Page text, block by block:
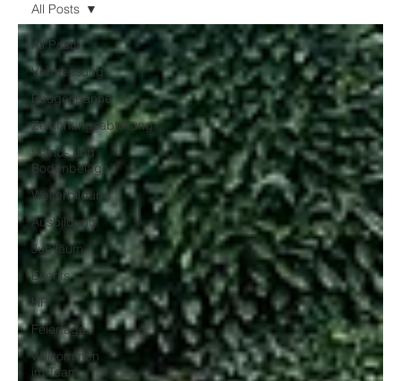
All Posts
Vermessung
Baugespanne
Zeichnungsabteilung
Wand- und
Bodenbeläge
Weiterbildung
Ausbildung
Jubiläum
Events
HR
Feiertage
Willkommen
im Team
All Posts